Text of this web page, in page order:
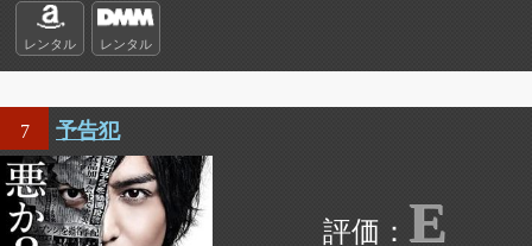
レンタル レンタル
7 予告犯
E